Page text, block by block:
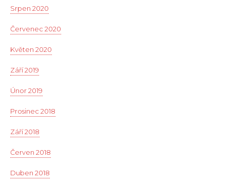
Srpen 2020
Červenec 2020
Květen 2020
Září 2019
Únor 2019
Prosinec 2018
Září 2018
Červen 2018
Duben 2018